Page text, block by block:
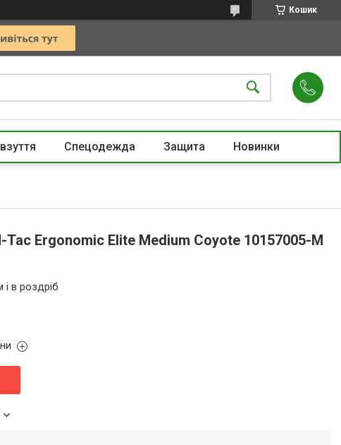
Кошик
Спецодежда Защита Новинки
Tac Ergonomic Elite Medium Coyote 10157005-M
і в роздріб